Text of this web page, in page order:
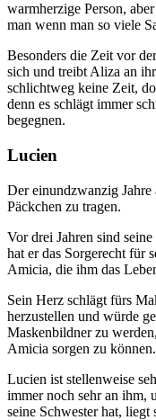
warmherzige Person,
man wenn man so viele
Besonders die Zeit vor
sich und treibt Aliza an
schlichtweg keine Zeit,
denn es schlägt immer
begegnen.
Lucien
Der einundzwanzig Jahre
Päckchen zu tragen.
Vor drei Jahren sind
hat er das Sorgerecht für
Amicia, die ihm das
Sein Herz schlägt fürs
herzustellen und würde
Maskenbildner zu
Amicia sorgen zu können.
Lucien ist stellenweise
immer noch sehr an ihm,
seine Schwester hat,